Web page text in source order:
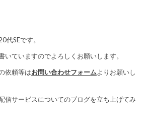
代SEです。
いていますのでよろしくお願いします。
依頼等はお問い合わせフォームよりお願いし
信サービスについてのブログを立ち上げてみ